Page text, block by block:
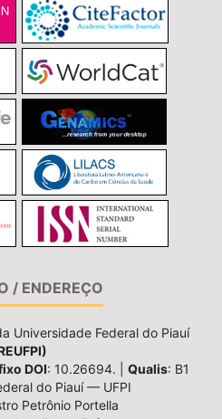
/ ENDEREÇO
Universidade Federal do Piauí
DOI: 10.26694. | Qualis: B1
do Piauí — UFPI
Petrônio Portella